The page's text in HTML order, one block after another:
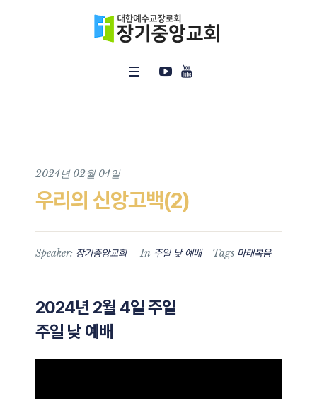
2024년 02월 04일
우리의 신앙고백(2)
Speaker: 장기중앙교회 In 주일 낮 예배 Tags 마태복음
2024년 2월 4일 주일
주일 낮 예배